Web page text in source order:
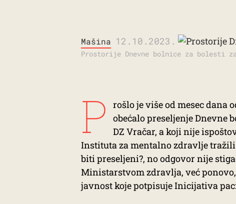
Mašina 12.10.2023.
Prostorije Dnevne bolnice za bolesti
P
rošlo je više od mesec
obećalo preseljenje Dnevne
DZ Vračar, a koji nije
Instituta za mentalno zdravlje
biti preseljeni?, no odgovor nije
Ministarstvom zdravlja, već
javnost koje potpisuje Inicijativa